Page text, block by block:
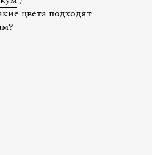
цвета подходят